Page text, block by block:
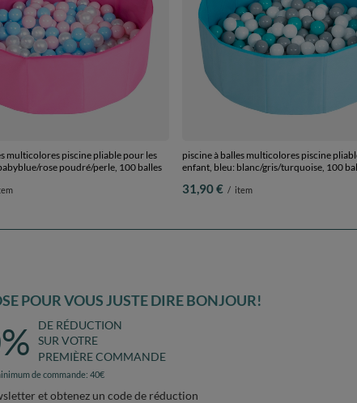
multicolores piscine pliable pour les
rose poudré/perle, 100 balles
piscine à balles multicolores piscine
enfant, bleu: blanc/gris/turquoise, 100
31,90 € / item
POUR VOUS JUSTE DIRE BONJOUR!
DE RÉDUCTION
SUR VOTRE
PREMIÈRE COMMANDE
de commande: 40€
et obtenez un code de réduction